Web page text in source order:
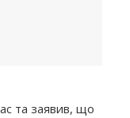
та заявив, що